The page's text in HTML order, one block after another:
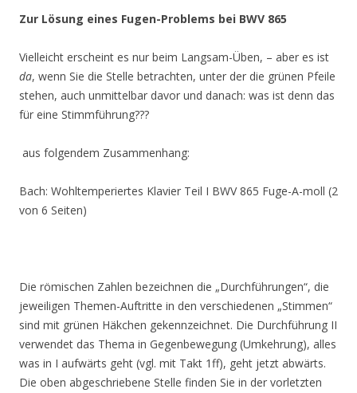
Zur Lösung eines Fugen-Problems bei BWV 865
Vielleicht erscheint es nur beim Langsam-Üben, – aber es ist
da, wenn Sie die Stelle betrachten, unter der die grünen Pfeile
stehen, auch unmittelbar davor und danach: was ist denn das
für eine Stimmführung???
aus folgendem Zusammenhang:
Bach: Wohltemperiertes Klavier Teil I BWV 865 Fuge-A-moll (2
von 6 Seiten)
Die römischen Zahlen bezeichnen die „Durchführungen“, die
jeweiligen Themen-Auftritte in den verschiedenen „Stimmen“
sind mit grünen Häkchen gekennzeichnet. Die Durchführung II
verwendet das Thema in Gegenbewegung (Umkehrung), alles
was in I aufwärts geht (vgl. mit Takt 1ff), geht jetzt abwärts.
Die oben abgeschriebene Stelle finden Sie in der vorletzten